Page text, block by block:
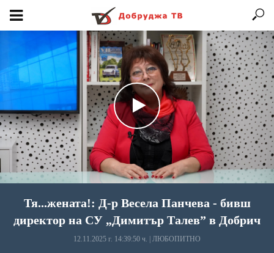
Тя...жената!: Д-р Весела Панчева - бивш
директор на СУ „Димитър Талев” в Добрич
12.11.2025 г. 14:39:50 ч. ЛЮБОПИТНО